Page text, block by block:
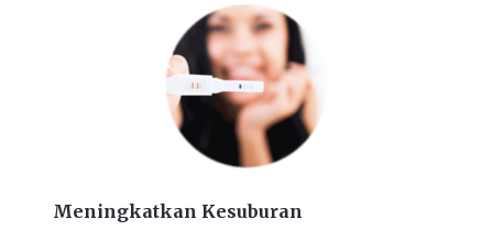
Meningkatkan Kesuburan